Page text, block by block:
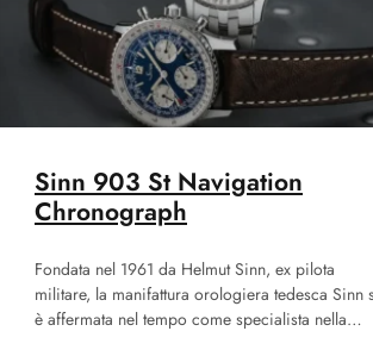
Sinn 903 St Navigation
Chronograph
Fondata nel 1961 da Helmut Sinn, ex pilota
militare, la manifattura orologiera tedesca Sinn
è affermata nel tempo come specialista nella